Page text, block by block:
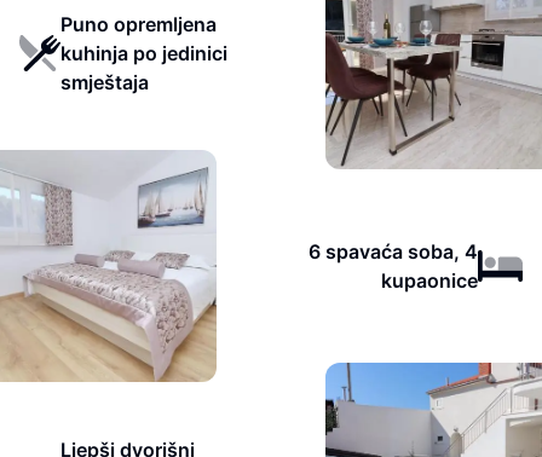
Puno opremljena
kuhinja po jedinici
smještaja
6 spavaća soba, 4
kupaonice
Ljepši dvorišni